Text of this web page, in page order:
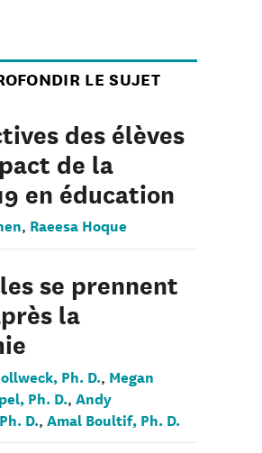
LE SUJET
des élèves
de la
en éducation
, Raeesa Hoque
se prennent
la
Ph. D., Megan
Ph. D., Andy
D., Amal Boultif, Ph. D.